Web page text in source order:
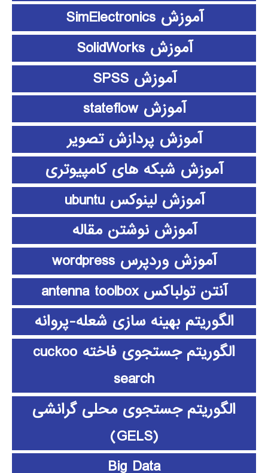
آموزش SimElectronics
آموزش SolidWorks
آموزش SPSS
آموزش stateflow
آموزش پردازش تصویر
آموزش شبکه های کامپیوتری
آموزش لینوکس ubuntu
آموزش نوشتن مقاله
آموزش وردپرس wordpress
آنتن تولباکس antenna toolbox
الگوریتم بهینه سازی شعله-پروانه
الگوریتم جستجوی فاخته cuckoo
search
الگوریتم جستجوی محلی گرانشی
(GELS)
Big Data